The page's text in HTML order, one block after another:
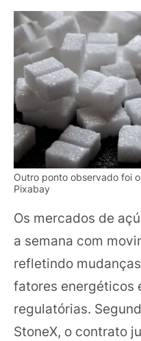
Outro ponto observado foi
Pixabay
Os mercados de
a semana com
refletindo
fatores energéticos
regulatórias.
StoneX, o contrato